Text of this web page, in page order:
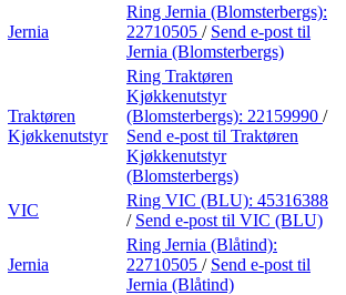
Jernia
Ring Jernia (Blomsterbergs):
22710505 / Send e-post til
Jernia (Blomsterbergs)
Traktøren
Kjøkkenutstyr
Ring Traktøren
Kjøkkenutstyr
(Blomsterbergs): 22159990 /
Send e-post til Traktøren
Kjøkkenutstyr
(Blomsterbergs)
VIC
Ring VIC (BLU): 45316388
/ Send e-post til VIC (BLU)
Jernia
Ring Jernia (Blåtind):
22710505 / Send e-post til
Jernia (Blåtind)